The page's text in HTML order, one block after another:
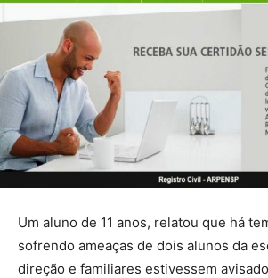
Um aluno de 11 anos, relatou que há
sofrendo ameaças de dois alunos da
direção e familiares estivessem